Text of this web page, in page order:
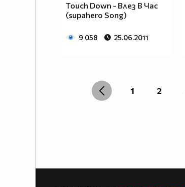
Touch Down - Влез В Час
(supahero Song)
9 058 25.06.2011
1 2